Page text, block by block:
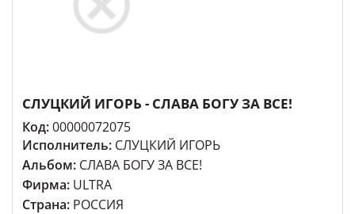
СЛУЦКИЙ ИГОРЬ - СЛАВА БОГУ ЗА ВСЕ!
Код:00000072075
Исполнитель: СЛУЦКИЙ ИГОРЬ
Альбом: СЛАВА БОГУ ЗА ВСЕ!
Фирма: ULTRA
Страна: РОССИЯ